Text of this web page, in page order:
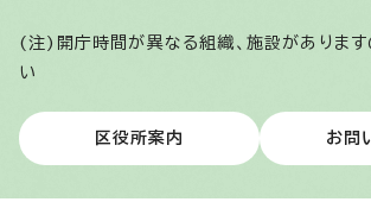
(注)開庁時間が異なる組織、施設がありま
い
区役所案内 お問